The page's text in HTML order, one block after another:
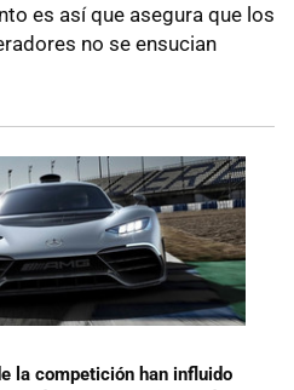
es así que asegura que los
no se ensucian
la competición han influido